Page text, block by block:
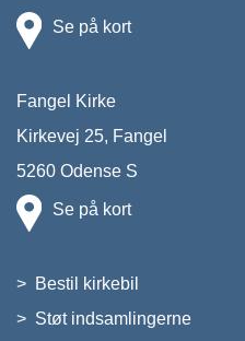
Se på kort
Fangel Kirke
Kirkevej 25, Fangel
5260 Odense S
Se på kort
> Bestil kirkebil
> Støt indsamlingerne